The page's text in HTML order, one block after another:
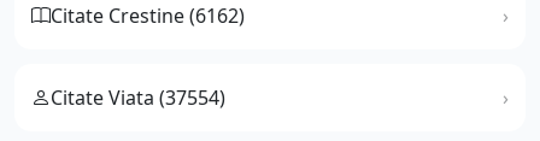
Citate Crestine (6162)
Citate Viata (37554)